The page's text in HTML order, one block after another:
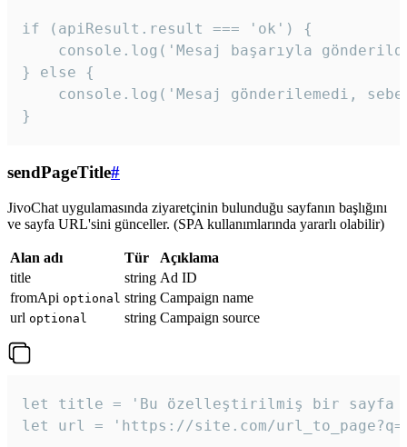
if (apiResult.result === 'ok') {
console.log('Mesaj başarıyla
} else {
console.log('Mesaj gönderilemedi,
}
sendPageTitle#
JivoChat uygulamasında ziyaretçinin bulunduğu sayfanın başlığını
ve sayfa URL'sini günceller. (SPA kullanımlarında yararlı olabilir)
Alan adı Tür
Açıklama
title
string Ad ID
fromApi optional string Campaign name
url optional string Campaign source
let title = 'Bu özelleştirilmiş bir sayfa
let url = 'https://site.com/